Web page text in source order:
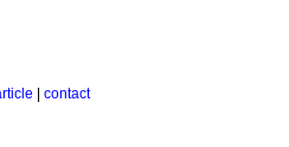
contact